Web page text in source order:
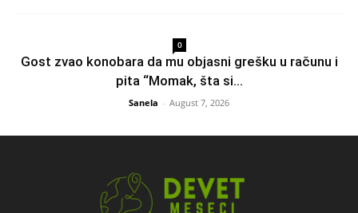
0
Gost zvao konobara da mu objasni grešku u računu i
pita “Momak, šta si...
Sanela - August 7, 2026